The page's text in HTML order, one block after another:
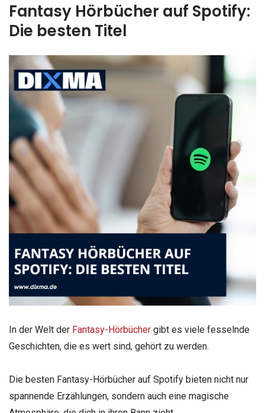
Fantasy Hörbücher auf Spotify:
Die besten Titel
In der Welt der Fantasy-Hörbücher gibt es viele fesselnde
Geschichten, die es wert sind, gehört zu werden.
Die besten Fantasy-Hörbücher auf Spotify bieten nicht nur
spannende Erzählungen, sondern auch eine magische